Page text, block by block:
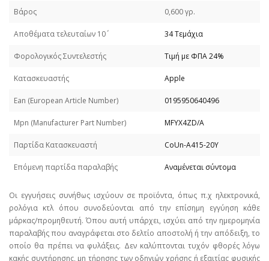
Βάρος 0,600 γρ.
Απoθέματα τελευταίων 10΄ 34 Τεμάχια
Φορολογικός Συντελεστής Τιμή με ΦΠΑ 24%
Κατασκευαστής Apple
Εan (European Article Number) 0195950640496
Mpn (Manufacturer Part Number) MFYX4ZD/A
Παρτίδα Κατασκευαστή CoUn-A415-20Y
Επόμενη παρτίδα παραλαβής Αναμένεται σύντομα
Οι εγγυήσεις συνήθως ισχύουν σε προϊόντα, όπως π.χ ηλεκτρονικά,
ρολόγια κτλ όπου συνοδεύονται από την επίσημη εγγύηση κάθε
μάρκας/προμηθευτή. Όπου αυτή υπάρχει, ισχύει από την ημερομηνία
παραλαβής που αναγράφεται στο δελτίο αποστολή ή την απόδειξη, το
οποίο θα πρέπει να φυλάξεις. Δεν καλύπτονται τυχόν φθορές λόγω
κακής συντήρησης, μη τήρησης των οδηγιών χρήσης ή εξαιτίας φυσικής